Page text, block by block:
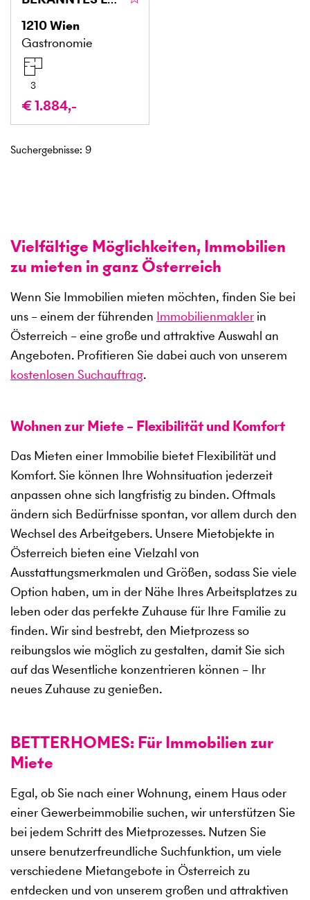
1210Wien
Gastronomie
3
€ 1.884,-
Suchergebnisse: 9
Vielfältige Möglichkeiten, Immobilien
zu mieten in ganz Österreich
Wenn Sie Immobilien mieten möchten, finden Sie bei
uns – einem der führenden Immobilienmakler in
Österreich – eine große und attraktive Auswahl an
Angeboten. Profitieren Sie dabei auch von unserem
kostenlosen Suchauftrag.
Wohnen zur Miete – Flexibilität und Komfort
Das Mieten einer Immobilie bietet Flexibilität und
Komfort. Sie können Ihre Wohnsituation jederzeit
anpassen ohne sich langfristig zu binden. Oftmals
ändern sich Bedürfnisse spontan, vor allem durch den
Wechsel des Arbeitgebers. Unsere Mietobjekte in
Österreich bieten eine Vielzahl von
Ausstattungsmerkmalen und Größen, sodass Sie viele
Option haben, um in der Nähe Ihres Arbeitsplatzes zu
leben oder das perfekte Zuhause für Ihre Familie zu
finden. Wir sind bestrebt, den Mietprozess so
reibungslos wie möglich zu gestalten, damit Sie sich
auf das Wesentliche konzentrieren können – Ihr
neues Zuhause zu genießen.
BETTERHOMES: Für Immobilien zur
Miete
Egal, ob Sie nach einer Wohnung, einem Haus oder
einer Gewerbeimmobilie suchen, wir unterstützen Sie
bei jedem Schritt des Mietprozesses. Nutzen Sie
unsere benutzerfreundliche Suchfunktion, um viele
verschiedene Mietangebote in Österreich zu
entdecken und von unserem großen und attraktiven